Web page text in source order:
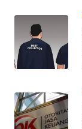
BERITA
KONTAK
KAMI
INFO
IKLAN